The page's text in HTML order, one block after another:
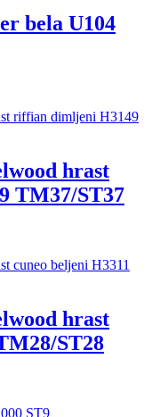
bela U104
hrast
TM37/ST37
hrast
ST28